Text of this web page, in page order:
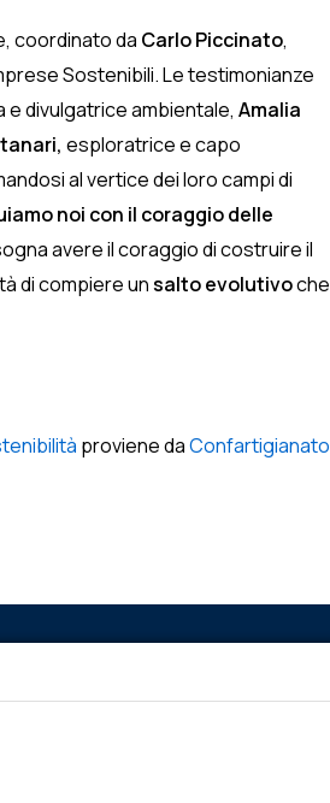
coordinato da Carlo Piccinato,
Sostenibili. Le testimonianze
divulgatrice ambientale, Amalia
esploratrice e capo
al vertice dei loro campi di
noi con il coraggio delle
avere il coraggio di costruire il
di compiere unsalto evolutivoche
proviene daConfartigianato